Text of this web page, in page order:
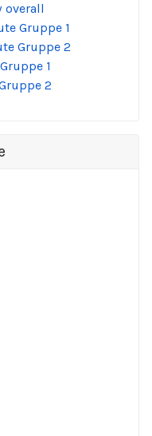
overall
Gruppe 1
Gruppe 2
1
2